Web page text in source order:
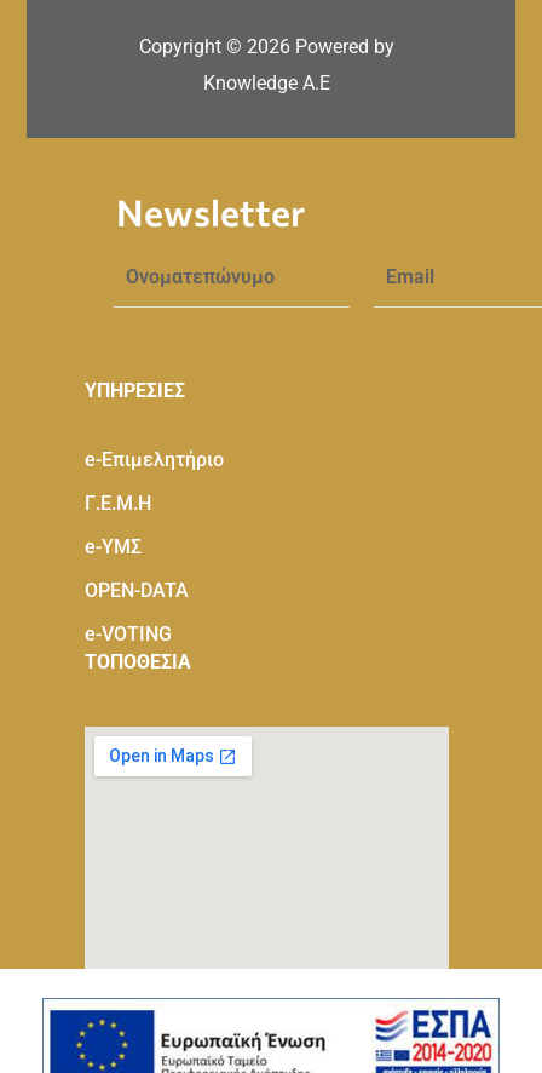
Copyright © 2026 Powered by
Knowledge A.E
Newsletter
ΥΠΗΡΕΣΙΕΣ
e-Eπιμελητήριο
Γ.Ε.Μ.Η
e-ΥΜΣ
OPEN-DATA
e-VOTING
ΤΟΠΟΘΕΣΙΑ